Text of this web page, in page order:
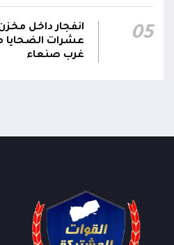
23:05
واستعادة العاصمة
05
انفجار داخل
عشرات الضحايا
غرب صنعاء